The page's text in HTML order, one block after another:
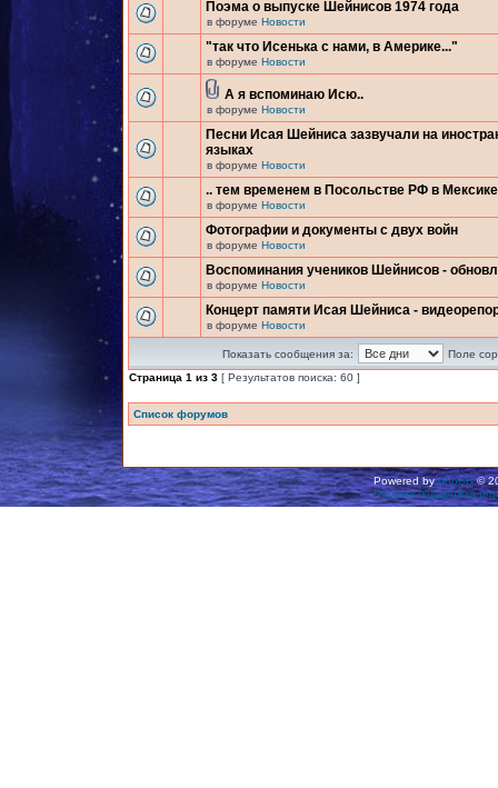
Поэма о выпуске Шейнисов 1974 года
в форуме Новости
"так что Исенька с нами, в Америке..."
в форуме Новости
А я вспоминаю Исю..
в форуме Новости
Песни Исая Шейниса зазвучали на
языках
в форуме Новости
.. тем временем в Посольстве РФ в
в форуме Новости
Фотографии и документы с двух войн
в форуме Новости
Воспоминания учеников Шейнисов -
в форуме Новости
Концерт памяти Исая Шейниса -
в форуме Новости
Показать сообщения за:
Поле
Страница 1 из 3 [ Результатов поиска: 60 ]
Список форумов
Powered byphpBB©
Русская поддержка